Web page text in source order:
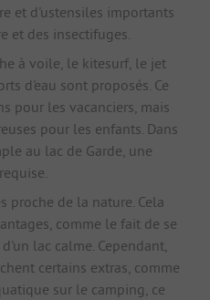
et d'ustensiles importants
et des insectifuges.
à voile, le kitesurf, le jet
d'eau sont proposés. Ce
pour les vacanciers, mais
pour les enfants. Dans
au lac de Garde, une
proche de la nature. Cela
comme le fait de se
lac calme. Cependant,
certains extras, comme
sur le camping, ce